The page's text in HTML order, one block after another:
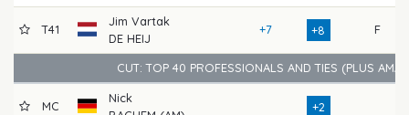
T41
Jim Vartak
DE HEIJ
+7 +8 F
CUT: TOP 40 PROFESSIONALS AND TIES (PLUS
MC
Nick
+2